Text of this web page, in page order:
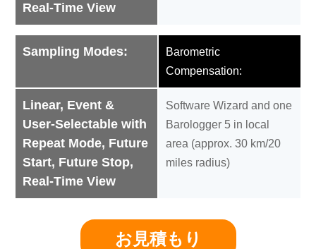
Real-Time View
Sampling Modes:
Linear, Event &
User-Selectable with
Repeat Mode, Future
Start, Future Stop,
Real-Time View
Barometric
Compensation:
Software Wizard and one
Barologger 5 in local
area (approx. 30 km/20
miles radius)
お見積もり